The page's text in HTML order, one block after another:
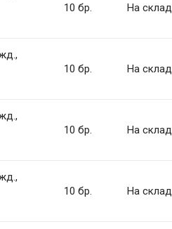
Email Address
10 бр. На склад
10 бр. На склад
10 бр. На склад
10 бр. На склад